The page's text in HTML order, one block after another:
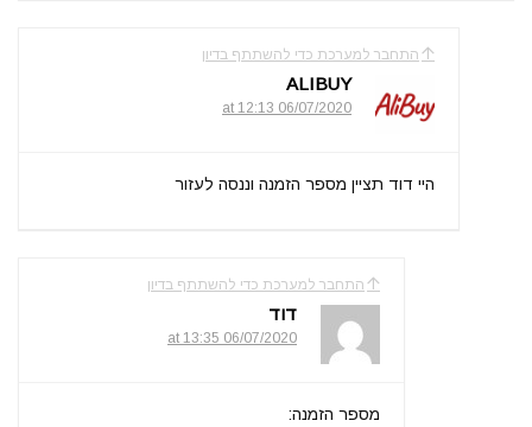
התחבר למערכת כדי להשתתף בדיון
ALIBUY
06/07/2020 at 12:13
היי דוד תציין מספר הזמנה וננסה לעזור
התחבר למערכת כדי להשתתף בדיון
דוד
06/07/2020 at 13:35
מספר הזמנה: